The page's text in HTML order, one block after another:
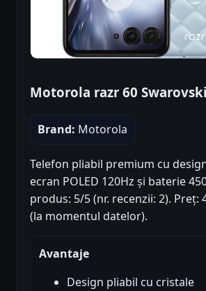
Motorola razr 60 Swarovski
Brand: Motorola
Telefon pliabil premium cu
ecran POLED 120Hz și baterie
produs: 5/5 (nr. recenzii: 2). Preț:
(la momentul datelor).
Avantaje
Design pliabil cu cristale